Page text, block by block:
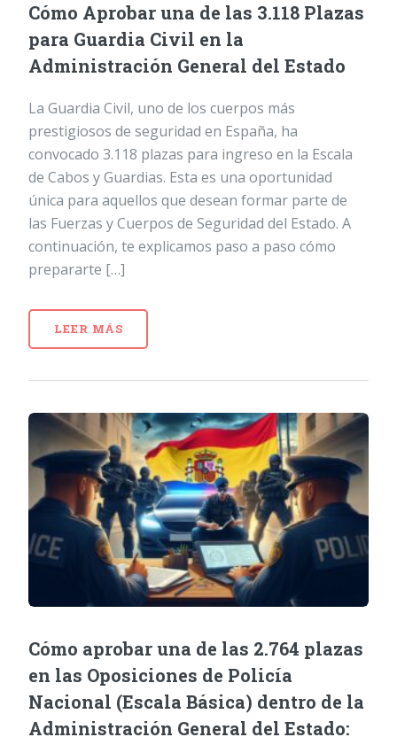
Cómo Aprobar una de las 3.118 Plazas
para Guardia Civil en la
Administración General del Estado
La Guardia Civil, uno de los cuerpos más
prestigiosos de seguridad en España, ha
convocado 3.118 plazas para ingreso en la Escala
de Cabos y Guardias. Esta es una oportunidad
única para aquellos que desean formar parte de
las Fuerzas y Cuerpos de Seguridad del Estado. A
continuación, te explicamos paso a paso cómo
prepararte […]
LEER MÁS
Cómo aprobar una de las 2.764 plazas
en las Oposiciones de Policía
Nacional (Escala Básica) dentro de la
Administración General del Estado: